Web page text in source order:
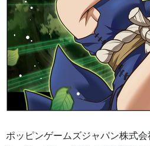
ポッピンゲームズジャパン株式会